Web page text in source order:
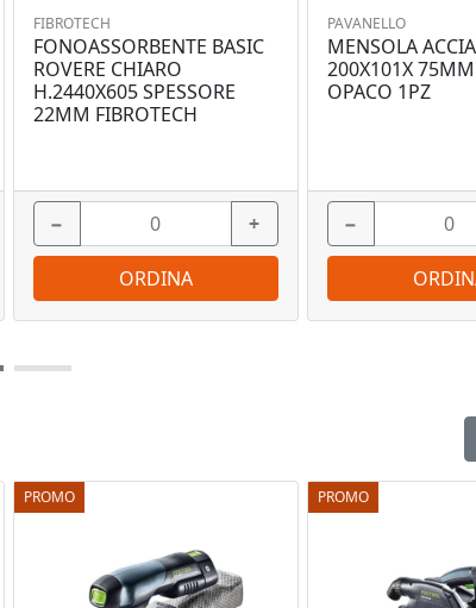
PROMO PROMO
FIBROTECH
FONOASSORBENTE BASIC
ROVERE CHIARO
H.2440X605 SPESSORE
22MM FIBROTECH
− +
ORDINA
PAVANELLO
MENSOLA
200X101X
OPACO 1PZ
−